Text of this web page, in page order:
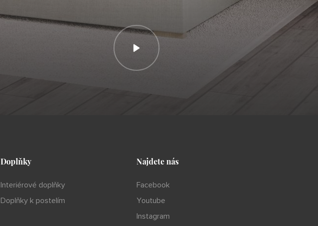
Doplňky
Interiérové doplňky
Doplňky k postelím
Najdete nás
Facebook
Youtube
Instagram